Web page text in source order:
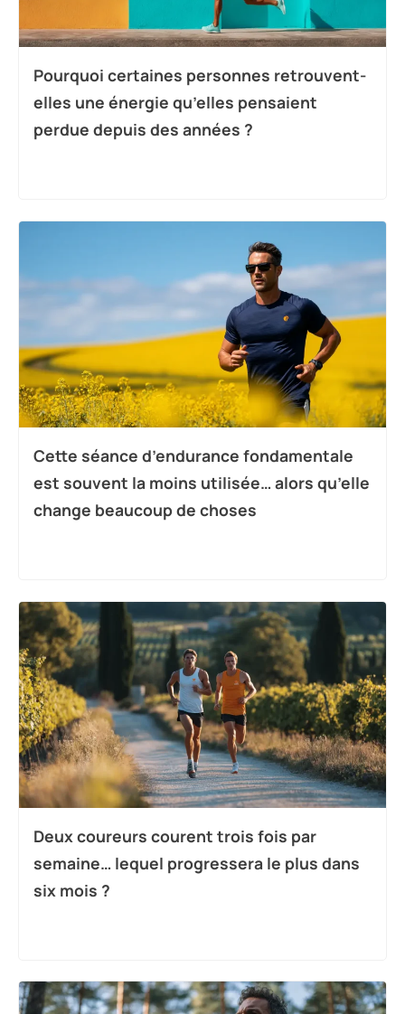
Pourquoi certaines personnes retrouvent-
elles une énergie qu’elles pensaient
perdue depuis des années ?
Cette séance d’endurance fondamentale
est souvent la moins utilisée… alors qu’elle
change beaucoup de choses
Deux coureurs courent trois fois par
semaine… lequel progressera le plus dans
six mois ?